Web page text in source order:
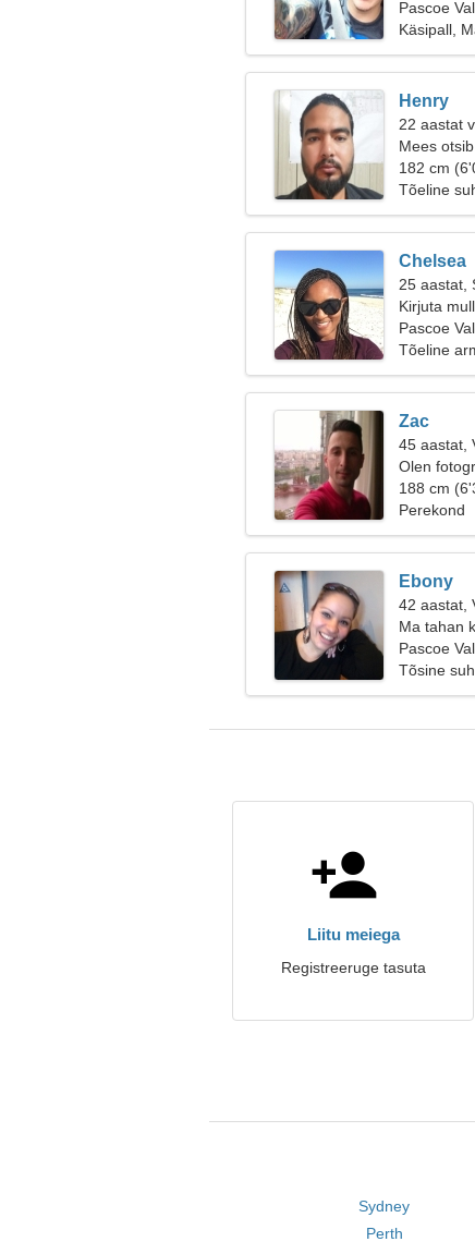
Pascoe
Käsipall,
Henry
22 aastat
Mees
182 cm
Tõeline
Chelsea
25 aastat,
Kirjuta
Pascoe
Tõeline
Zac
45 aastat,
Olen
188 cm
Perekond
Ebony
42 aastat,
Ma tahan
Pascoe
Tõsine
Liitu meiega
Registreeruge tasuta
Sydney
Perth